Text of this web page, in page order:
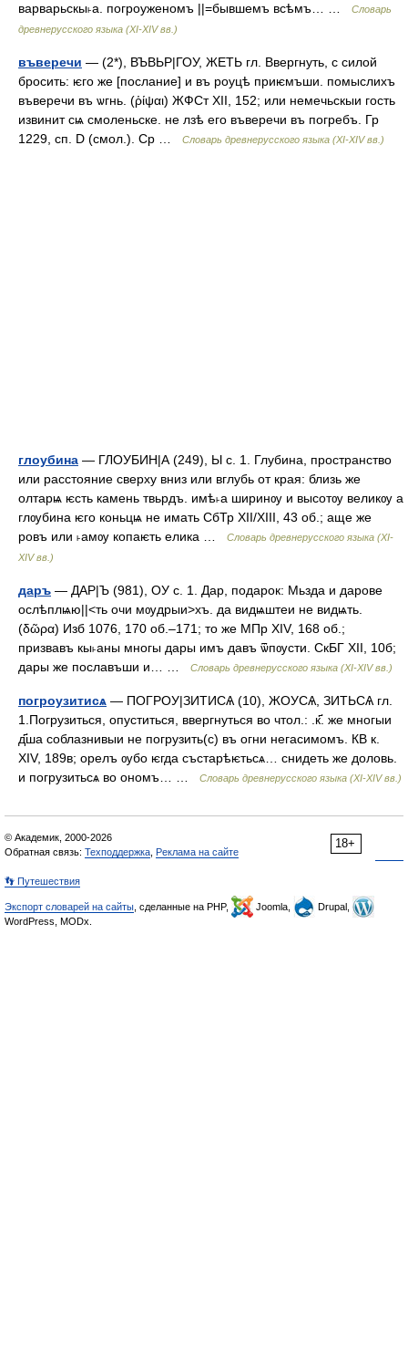
варварьскы˫а. погроуженомъ ||=бывшемъ всѣмъ… …
Словарь
древнерусского языка (XI-XIV вв.)
въверечи — (2*), ВЪВЬР|ГОУ, ЖЕТЬ гл. Ввергнуть, с силой
бросить: ѥго же [послание] и въ роуцѣ приѥмъши. помыслихъ
въверечи въ ѡгнь. (ῥίψαι) ЖФСт XII, 152; или немечьскыи гость
извинит сѩ смоленьске. не лзѣ его въверечи въ погребъ. Гр
1229, сп. D (смол.). Ср …
Словарь древнерусского языка (XI-XIV вв.)
глоубина — ГЛОУБИН|А (249), Ы с. 1. Глубина, пространство
или расстояние сверху вниз или вглубь от края: близь же
олтарѩ ѥсть камень твьрдъ. имѣ˫а ширинѹ и высотѹ великѹ а
глѹбина ѥго коньцѩ не имать СбТр ХІI/ХІІІ, 43 об.; аще же
ровъ или ˫амѹ копаѥть елика …
Словарь древнерусского языка (XI-
XIV вв.)
даръ — ДАР|Ъ (981), ОУ с. 1. Дар, подарок: Мьзда и дарове
ослѣплѩю||<ть очи мѹдрыи>хъ. да видѩштеи не видѩть.
(δῶρα) Изб 1076, 170 об.–171; то же МПр XIV, 168 об.;
призвавъ кы˫аны многы дары имъ давъ ѿпѹсти. СкБГ XII, 10б;
дары же пославъши и… …
Словарь древнерусского языка (XI-XIV вв.)
погроузитисѧ — ПОГРОУ|ЗИТИСѦ (10), ЖОУСѦ, ЗИТЬСѦ гл.
1.Погрузиться, опуститься, ввергнуться во чтол.: .к҃. же многыи
д҃ша соблазнивыи не погрузить(с) въ огни негасимомъ. КВ к.
XIV, 189в; орелъ ѹбо ѥгда състарѣѥтьсѧ… снидеть же доловь.
и погрузитьсѧ во ономъ… …
Словарь древнерусского языка (XI-XIV вв.)
18+
© Академик, 2000-2026
Обратная связь: Техподдержка Реклама на сайте
👣 Путешествия
Экспорт словарей на сайты , сделанные на PHP, Joomla,
Drupal,
WordPress, MODx.